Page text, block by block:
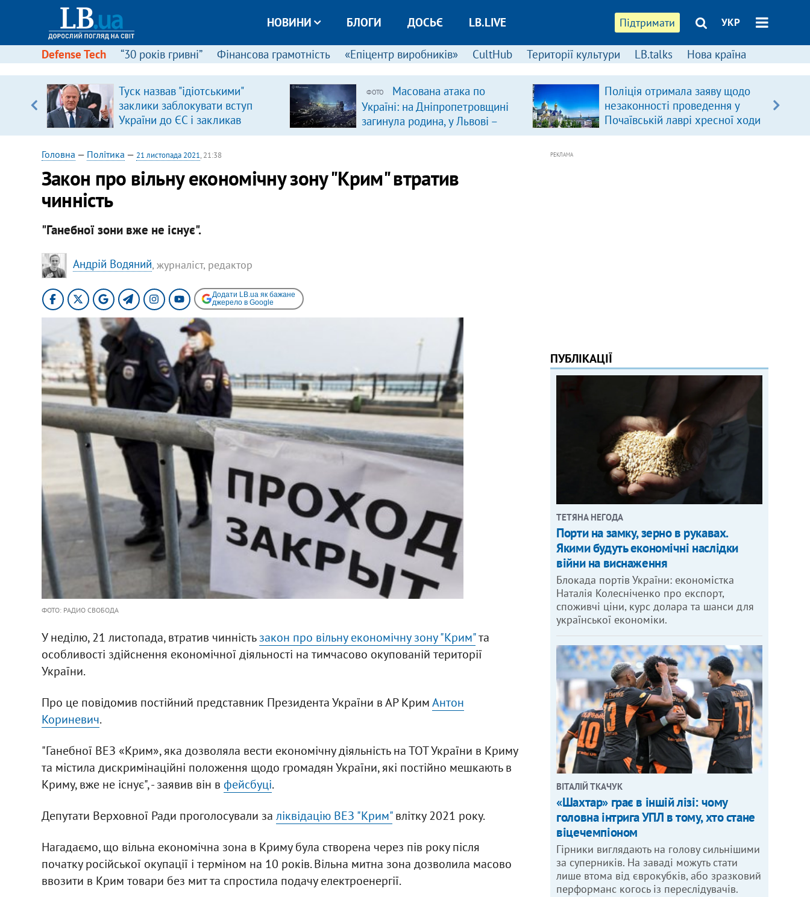
Підтримати УКР
НОВИНИ БЛОГИ ДОСЬЄ LB.LIVE
Defense Tech “30 років гривні” Фінансова грамотність «Епіцентр виробників» CultHub Території культури LB.talks Нова країна
Туск назвав "ідіотськими"
заклики заблокувати вступ
України до ЄС і закликав
припинити антиукраїнську
риторику
ФОТО
Масована атака по
Україні: на Дніпропетровщині
загинула родина, у Львові –
удар по багатоповерхівках
Поліція отримала заяву щодо
незаконності проведення у
Почаївській лаврі хресної ходи
Головна — Політика — 21 листопада 2021, 21:38
Закон про вільну економічну зону "Крим" втратив
чинність
"Ганебної зони вже не існує".
Андрій Водяний, журналіст, редактор
Додати LB.ua як бажане
джерело в Google
ФОТО: РАДИО СВОБОДА
У неділю, 21 листопада, втратив чинністьзакон про вільну економічну зону "Крим"та
особливості здійснення економічної діяльності на тимчасово окупованій території
України.
Про це повідомив постійний представник Президента України в АР КримАнтон
Кориневич.
"Ганебної ВЕЗ «Крим», яка дозволяла вести економічну діяльність на ТОТ України в Криму
та містила дискримінаційні положення щодо громадян України, які постійно мешкають в
Криму, вже не існує", - заявив він в фейсбуці.
Депутати Верховної Ради проголосували за ліквідацію ВЕЗ "Крим"влітку 2021 року.
Нагадаємо, що вільна економічна зона в Криму була створена через пів року після
початку російської окупації і терміном на 10 років. Вільна митна зона дозволила масово
ввозити в Крим товари без мит та спростила подачу електроенергії.
РЕКЛАМА
ПУБЛІКАЦІЇ
ТЕТЯНА НЕГОДА
Порти на замку, зерно в рукавах.
Якими будуть економічні наслідки
війни на виснаження
Блокада портів України: економістка
Наталія Колесніченко про експорт,
споживчі ціни, курс долара та шанси для
української економіки.
ВІТАЛІЙ ТКАЧУК
«Шахтар» грає в іншій лізі: чому
головна інтрига УПЛ в тому, хто стане
віцечемпіоном
Гірники виглядають на голову сильнішими
за суперників. На заваді можуть стати
лише втома від єврокубків, або зразковий
перформанс когось із переслідувачів.